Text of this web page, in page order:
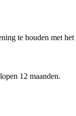
te houden met
12 maanden.